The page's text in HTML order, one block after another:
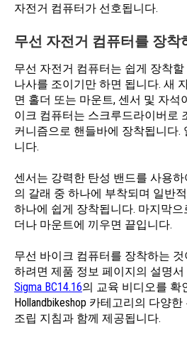
자전거 컴퓨터가 선호됩니다.
무선 자전거 컴퓨터를 장착
무선 자전거 컴퓨터는 쉽게 장착
나사를 조이기만 하면 됩니다. 새
면 홀더 또는 마운트, 센서 및 자석
이크 컴퓨터는 스크루드라이버로
커니즘으로 핸들바에 장착됩니다.
니다.
센서는 강력한 탄성 밴드를 사용
의 갈래 중 하나에 부착되며 일반
하나에 쉽게 장착됩니다. 마지막
더나 마운트에 끼우면 끝입니다.
무선 바이크 컴퓨터를 장착하는
하려면 제품 정보 페이지의 설명
Sigma BC14.16의 교육 비디오를 확
Hollandbikeshop 카테고리의 다양
조립 지침과 함께 제공됩니다.